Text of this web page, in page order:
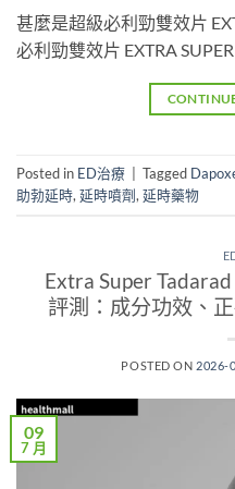
甚麼是超級必利勁雙效片
必利勁雙效片 EXTRA
Posted in ED治療 Tagged
助勃延時,延時噴劑,延時藥物
Extra Super
評測：成分功效、
POSTED ON 2026-
09
7 月